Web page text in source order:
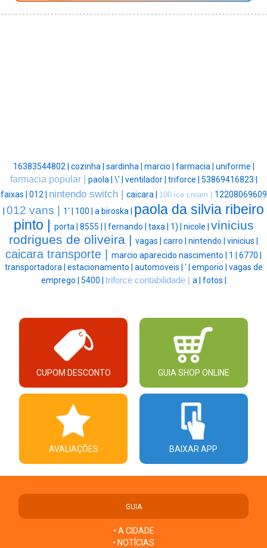
16383544802 | cozinha | sardinha | marcio | farmacia | uniforme |
farmacia popular | paola | \' | ventilador | triforce | 53869416823 |
faixas | 012 | nintendo switch | caicara | 100 ice cream | 12208069609
012 vans | 1' | 100 | a biroska | paola da silvia ribeiro
pinto | porta | 8555 | fernando | taxa | 1) | nicole | vinicius
rodrigues de oliveira | vagas | carro | nintendo | vinicius |
caicara transporte | marcio aparecido nascimento | 1 | 6770 |
transportadora | estacionamento | automoveis | ' | emporio | vagas de
emprego | 5400 | triforce contabilidade | a | fotos |
CUPOM DESCONTO GUIA SHOP ONLINE
AVALIAÇÕES BAIXAR APP
GUIA
• A CIDADE
• NOTÍCIAS